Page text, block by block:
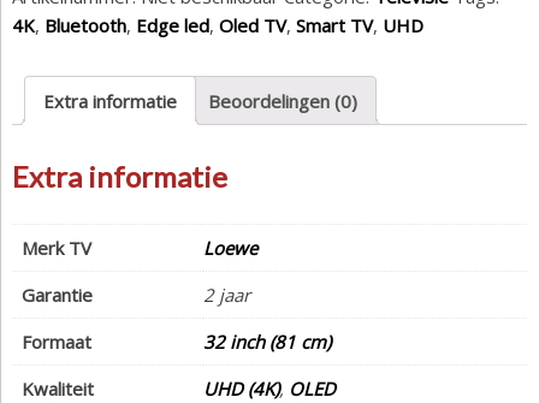
4K, Bluetooth, Edge led, Oled TV, Smart TV, UHD
Extra informatie Beoordelingen (0)
Extra informatie
Merk TV
Loewe
Garantie
2 jaar
Formaat
32 inch (81 cm)
Kwaliteit
UHD (4K), OLED